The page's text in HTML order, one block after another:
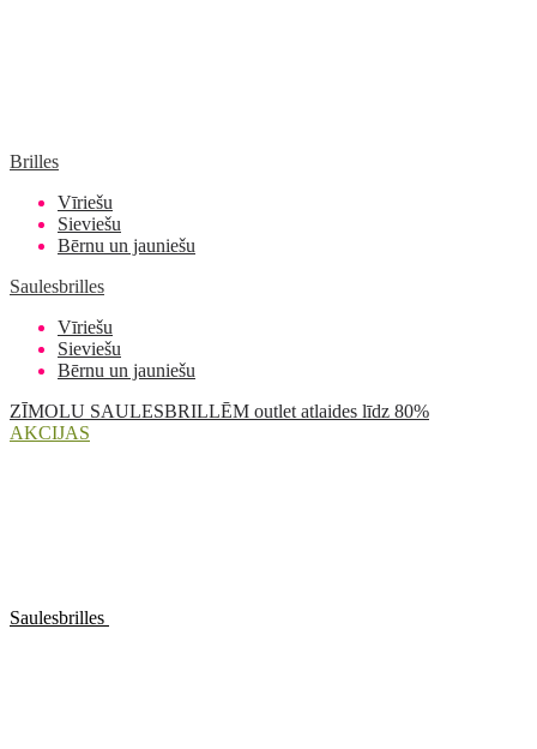
Brilles
Vīriešu
Sieviešu
Bērnu un jauniešu
Saulesbrilles
Vīriešu
Sieviešu
Bērnu un jauniešu
ZĪMOLU SAULESBRILLĒM outlet atlaides līdz 80%
AKCIJAS
Saulesbrilles